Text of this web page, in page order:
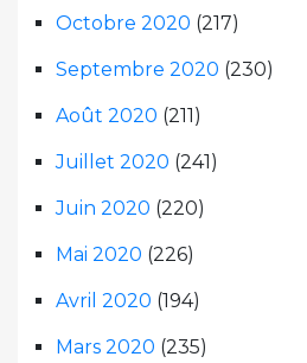
Octobre 2020 (217)
Septembre 2020 (230)
Août 2020 (211)
Juillet 2020 (241)
Juin 2020 (220)
Mai 2020 (226)
Avril 2020 (194)
Mars 2020 (235)